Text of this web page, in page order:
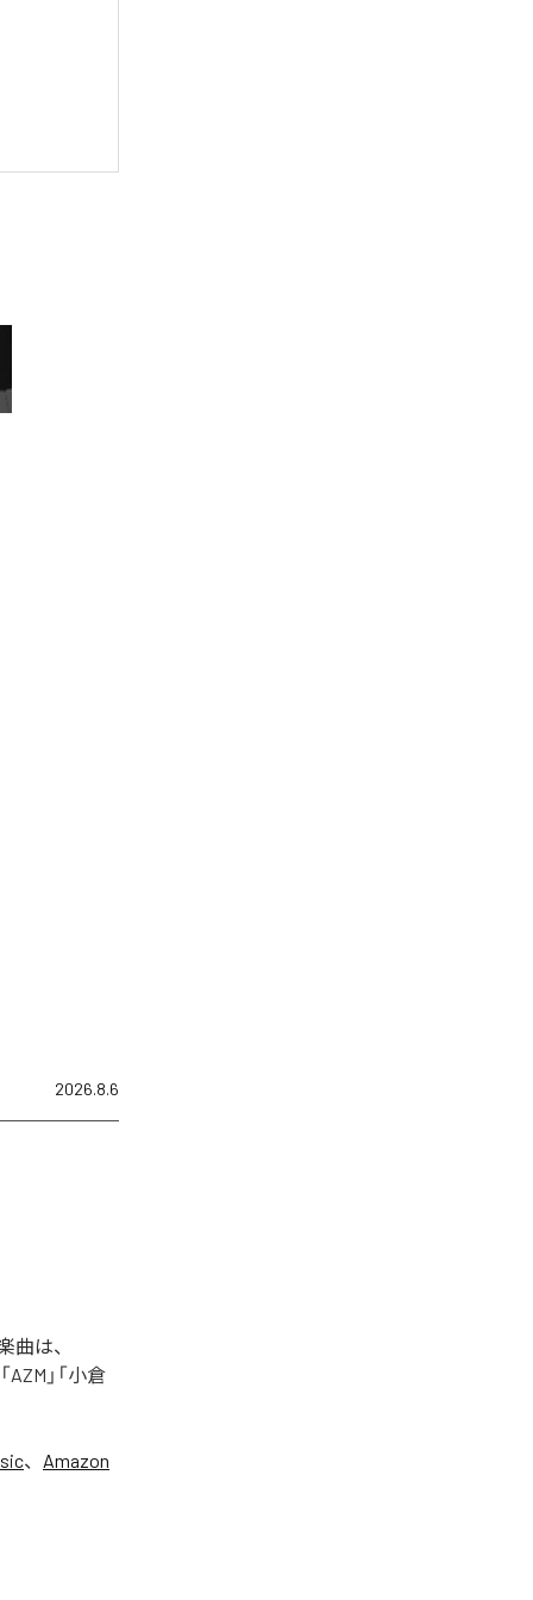
2026.8.6
曲は、
AZM」「小倉
、 Amazon